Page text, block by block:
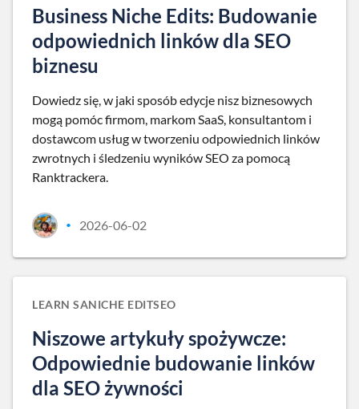
Business Niche Edits: Budowanie
odpowiednich linków dla SEO
biznesu
Dowiedz się, w jaki sposób edycje nisz biznesowych
mogą pomóc firmom, markom SaaS, konsultantom i
dostawcom usług w tworzeniu odpowiednich linków
zwrotnych i śledzeniu wyników SEO za pomocą
Ranktrackera.
• 2026-06-02
LEARN SANICHE EDITSEO
Niszowe artykuły spożywcze:
Odpowiednie budowanie linków
dla SEO żywności